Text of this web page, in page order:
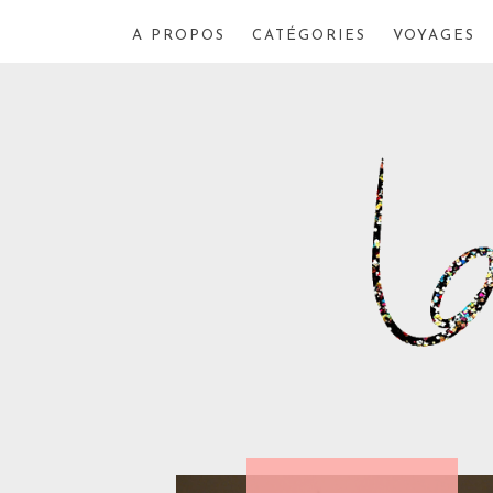
A PROPOS CATÉGORIES VOYAGES